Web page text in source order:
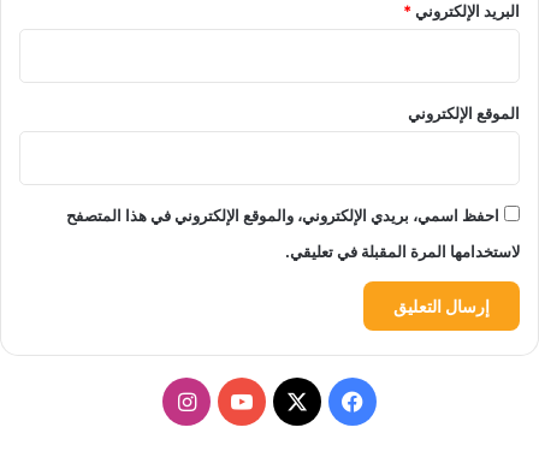
البريد الإلكتروني*
الموقع الإلكتروني
احفظ اسمي، بريدي الإلكتروني، والموقع الإلكتروني في هذا المتصفح
لاستخدامها المرة المقبلة في تعليقي.
فيسبوك
‫X
‫YouTubeانستقرام